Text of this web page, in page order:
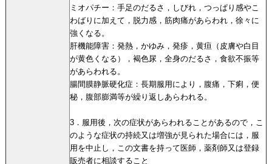
ミオパチー：手足のだるさ，しびれ，つっぱり感やこ
わばりに加えて，脱力感，筋肉痛があらわれ，徐々に
強くなる。
肝機能障害：発熱，かゆみ，発疹，黄疸（皮膚や白目
が黄色くなる），褐色尿，全身のだるさ，食欲不振等
があらわれる。
腸間膜静脈硬化症：長期服用により，腹痛，下痢，便
秘，腹部膨満等が繰り返しあらわれる。
3．服用後，次の症状があらわれることがあるので，こ
のような症状の持続又は増強が見られた場合には，服
用を中止し，この文書を持って医師，薬剤師又は登録
販売者に相談すること